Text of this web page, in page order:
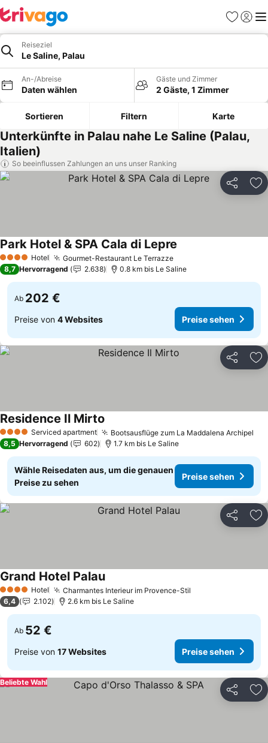
Favoriten
Reiseziel
Le Saline, Palau
An-/Abreise
Daten wählen
Gäste und Zimmer
2 Gäste, 1 Zimmer
Sortieren Filtern Karte
Unterkünfte in Palau nahe Le Saline (Palau,
Italien)
So beeinflussen Zahlungen an uns unser Ranking
Teilen
4 Sterne Hotel Gourmet-Restaurant Le TerrazzePreise sehen
Park Hotel & SPA Cala di Lepre
8,7 Hervorragend 2.638 0.8 km bis Le Saline
Ab 202 €
Preise von 4 Websites Preise sehen
Teilen
4 Sterne Serviced apartment Bootsausflüge zum La Maddalena Archipel
Residence Il Mirto
8,5 Hervorragend 602 1.7 km bis Le Saline
Wähle Reisedaten aus, um die genauen
Preise zu sehen
Preise sehen
Teilen
4 Sterne Hotel Charmantes Interieur im Provence-Stil
Grand Hotel PalauPreise sehen
6,4 2.102 2.6 km bis Le Saline
Ab 52 €
Preise von 17 Websites Preise sehen
Teilen
Beliebte Wahl